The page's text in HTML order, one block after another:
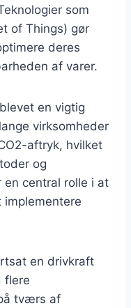
som
of Things) gør
deres
af varer.
en vigtig
virksomheder
aftryk, hvilket
og
en central rolle i at
en drivkraft
flere
tværs af